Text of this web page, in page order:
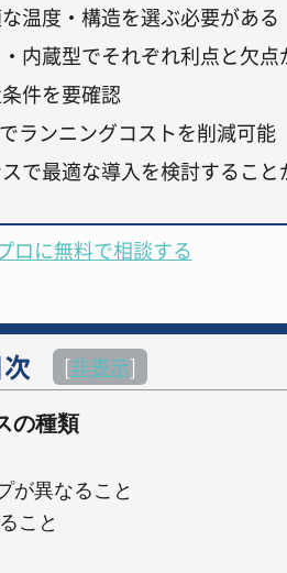
温度・構造を選ぶ必要がある
内蔵型でそれぞれ利点と欠点
件を要確認
ランニングコストを削減可能
で最適な導入を検討すること
ロに無料で相談する
[非表示]
の種類
が異なること
こと